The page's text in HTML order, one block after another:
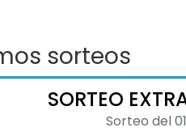
sorteos
SORTEO
Sorteo del